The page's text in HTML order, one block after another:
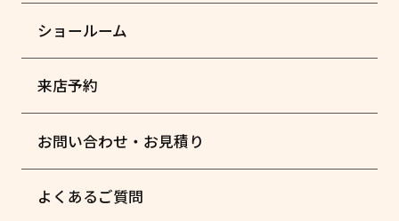
ショールーム
来店予約
お問い合わせ・お見積り
よくあるご質問